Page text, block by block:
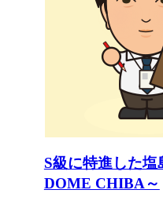
S級に特進した
DOME CHIBA～